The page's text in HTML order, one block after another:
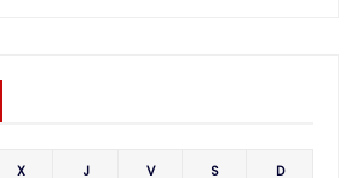
X J V S D